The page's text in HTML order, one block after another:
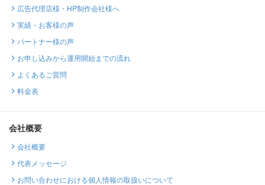
広告代理店様・HP制作会社様へ
実績・お客様の声
パートナー様の声
お申し込みから運用開始までの流れ
よくあるご質問
料金表
会社概要
会社概要
代表メッセージ
お問い合わせにおける個人情報の取扱いについて